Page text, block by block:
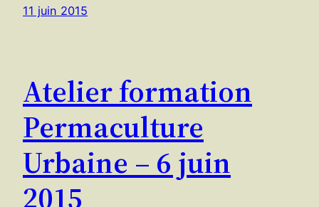
11 juin 2015
Atelier formation
Permaculture
Urbaine – 6 juin
2015